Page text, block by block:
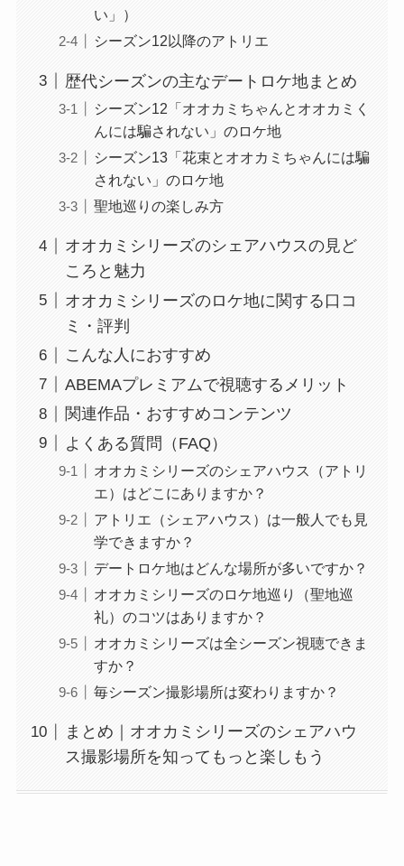
い」）
シーズン12以降のアトリエ
歴代シーズンの主なデートロケ地まとめ
シーズン12「オオカミちゃんとオオカミく
んには騙されない」のロケ地
シーズン13「花束とオオカミちゃんには騙
されない」のロケ地
聖地巡りの楽しみ方
オオカミシリーズのシェアハウスの見ど
ころと魅力
オオカミシリーズのロケ地に関する口コ
ミ・評判
こんな人におすすめ
ABEMAプレミアムで視聴するメリット
関連作品・おすすめコンテンツ
よくある質問（FAQ）
オオカミシリーズのシェアハウス（アトリ
エ）はどこにありますか？
アトリエ（シェアハウス）は一般人でも見
学できますか？
デートロケ地はどんな場所が多いですか？
オオカミシリーズのロケ地巡り（聖地巡
礼）のコツはありますか？
オオカミシリーズは全シーズン視聴できま
すか？
毎シーズン撮影場所は変わりますか？
まとめ｜オオカミシリーズのシェアハウ
ス撮影場所を知ってもっと楽しもう